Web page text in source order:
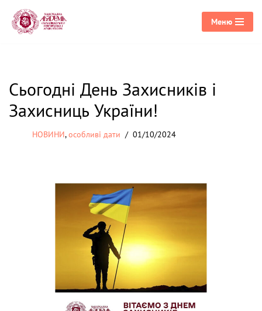
Перейти
Меню
Сьогодні День Захисників і
Захисниць України!
НОВИНИ,особливі дати 01/10/2024